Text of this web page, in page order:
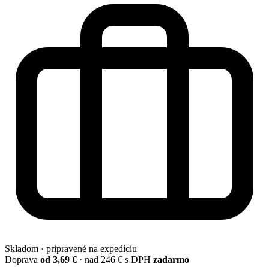
Skladom · pripravené na expedíciu
Doprava od 3,69 € · nad 246 € s DPH zadarmo